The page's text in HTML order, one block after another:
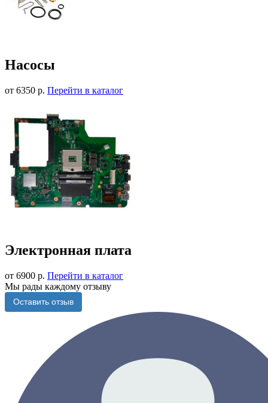
Насосы
от 6350 р. Перейти в каталог
Электронная плата
от 6900 р. Перейти в каталог
Мы рады каждому отзыву
Оставить отзыв